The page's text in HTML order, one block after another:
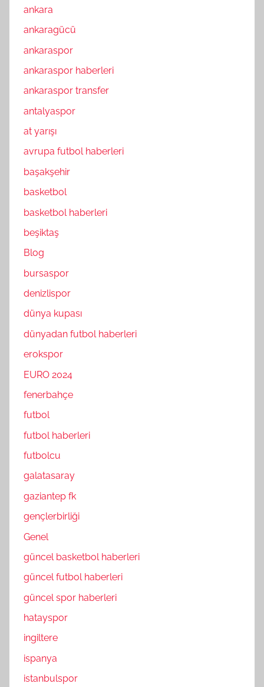
ankara
ankaragücü
ankaraspor
ankaraspor haberleri
ankaraspor transfer
antalyaspor
at yarışı
avrupa futbol haberleri
başakşehir
basketbol
basketbol haberleri
beşiktaş
Blog
bursaspor
denizlispor
dünya kupası
dünyadan futbol haberleri
erokspor
EURO 2024
fenerbahçe
futbol
futbol haberleri
futbolcu
galatasaray
gaziantep fk
gençlerbirliği
Genel
güncel basketbol haberleri
güncel futbol haberleri
güncel spor haberleri
hatayspor
ingiltere
ispanya
istanbulspor